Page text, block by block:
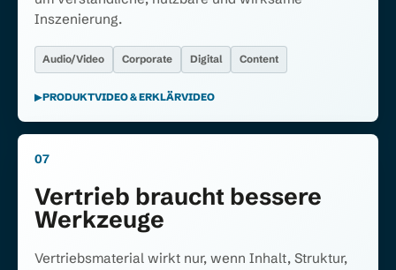
Inszenierung.
Audio/Video Corporate Digital Content
PRODUKTVIDEO & ERKLÄRVIDEO
07
Vertrieb braucht bessere
Werkzeuge
Vertriebsmaterial wirkt nur, wenn Inhalt, Struktur,